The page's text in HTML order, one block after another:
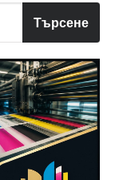
Търсене